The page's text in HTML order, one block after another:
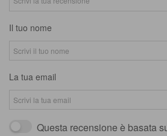
Il tuo nome
La tua email
Questa recensione è basata